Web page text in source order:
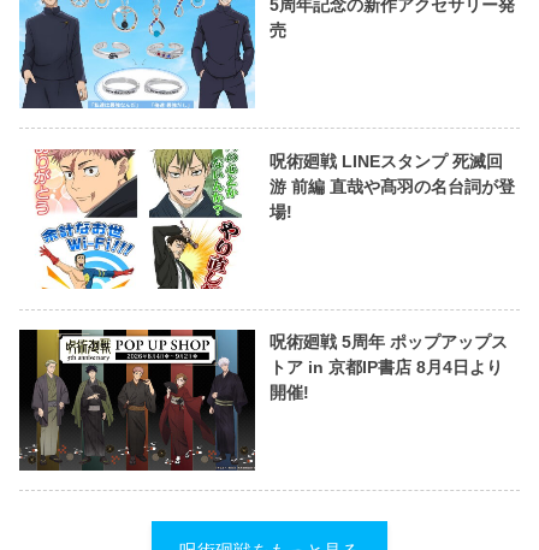
5周年記念の新作アクセサリー発
売
呪術廻戦 LINEスタンプ 死滅回
游 前編 直哉や髙羽の名台詞が登
場!
呪術廻戦 5周年 ポップアップス
トア in 京都IP書店 8月4日より
開催!